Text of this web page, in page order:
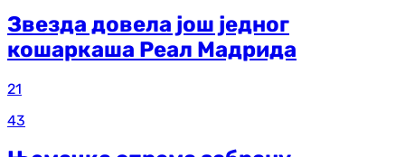
Звезда довела још једног
кошаркаша Реал Мадрида
21
43